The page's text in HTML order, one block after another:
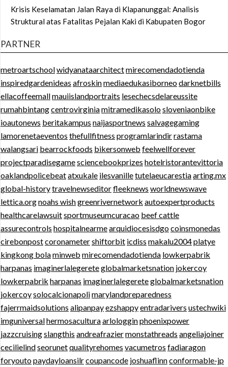
Krisis Keselamatan Jalan Raya di Klapanunggal: Analisis
Struktural atas Fatalitas Pejalan Kaki di Kabupaten Bogor
PARTNER
metroartschoolwidyanataarchitectmirecomendadotienda
inspiredgardenideas afroskinmediaedukasiborneodarknetbills
ellacoffeemallmauiislandportraits lesechecsdelareussite
rumahbintangcentrovirginiamitramedikasolosloveniaonbike
ioautonews beritakampus naijasportnews salvagegaming
lamorenetaeventos thefullfitness programlarindirrastama
walangsari bearrockfoods bikersonweb feelwellforever
projectparadisegamesciencebookprizes hotelristorantevittoria
oaklandpolicebeatatxukale ilesvanilletutelaeucarestiaarting.mx
global-historytravelnewseditorfleeknews worldnewswave
lettica.orgnoahs wishgreenrivernetwork autoexpertproducts
healthcarelawsuitsportmuseumcuracao beef cattle
assurecontrols hospitalnearmearquidiocesisdgocoinsmonedas
cirebonpostcoronametershiftorbit icdiss makalu2004platye
kingkong bolaminweb mirecomendadotienda lowkerpabrik
harpanas imaginerlalegereteglobalmarketsnation jokercoy
lowkerpabrik harpanas imaginerlalegereteglobalmarketsnation
jokercoysolocalcionapolimarylandpreparedness
fajerrmaidsolutions alipanpayezshappyentradarivers ustechwiki
imguniversalhermosaculturaarlologginphoenixpower
jazzcruisingslangthis andreafraziermonstathreads angeliajoiner
cecilielindseorunetqualityrehomes vacumetros fadiaragon
foryoutopaydayloansilrcoupancode joshuaflinnconformable-jp